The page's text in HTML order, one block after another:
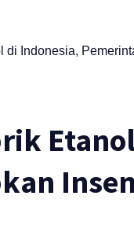
di Indonesia,